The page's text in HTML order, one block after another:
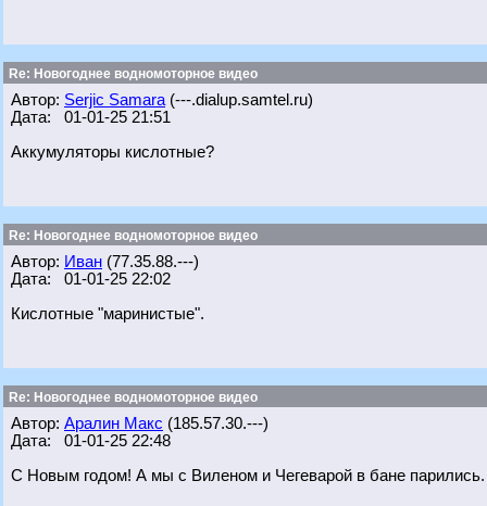
Re: Новогоднее водномоторное видео
Автор: Serjic Samara (---.dialup.samtel.ru)
Дата: 01-01-25 21:51
Аккумуляторы кислотные?
Re: Новогоднее водномоторное видео
Автор: Иван (77.35.88.---)
Дата: 01-01-25 22:02
Кислотные "маринистые".
Re: Новогоднее водномоторное видео
Автор: Аралин Макс (185.57.30.---)
Дата: 01-01-25 22:48
С Новым годом! А мы с Виленом и Чегеварой в бане парились.